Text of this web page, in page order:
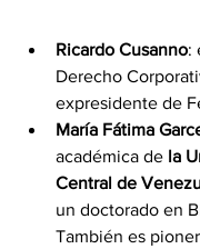
Ricardo Cusanno:
Derecho
expresidente de
María Fátima
académica de la
Central de
un doctorado en
También es